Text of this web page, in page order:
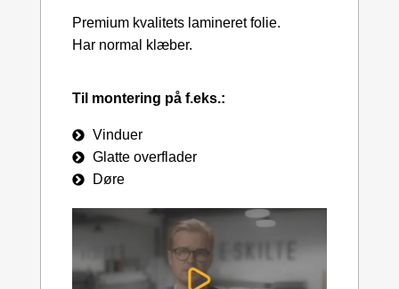
Premium kvalitets lamineret folie.
Har normal klæber.
Til montering på f.eks.:
Vinduer
Glatte overflader
Døre